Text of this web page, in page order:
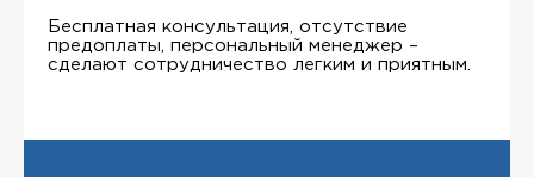
Бесплатная консультация, отсутствие
предоплаты, персональный менеджер –
сделают сотрудничество легким и приятным.